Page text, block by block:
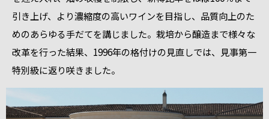
引き上げ、より濃縮度の高いワインを目指し、品質向上のた
めのあらゆる手だてを講じました。栽培から醸造まで様々な
改革を行った結果、1996年の格付けの見直しでは、見事第一
特別級に返り咲きました。